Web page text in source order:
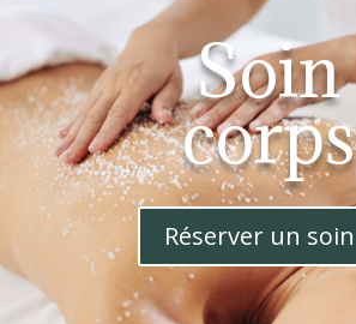
Soin
corps
Réserver un soin